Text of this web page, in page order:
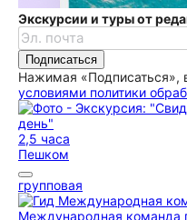
Экскурсии и туры от
Подписаться
Нажимая «Подписаться»,
условиями политики
2,5 часа
Пешком
групповая
Международная команда